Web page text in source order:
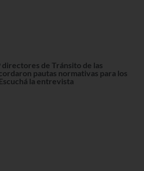
de Tránsito de las
pautas normativas para los
la entrevista